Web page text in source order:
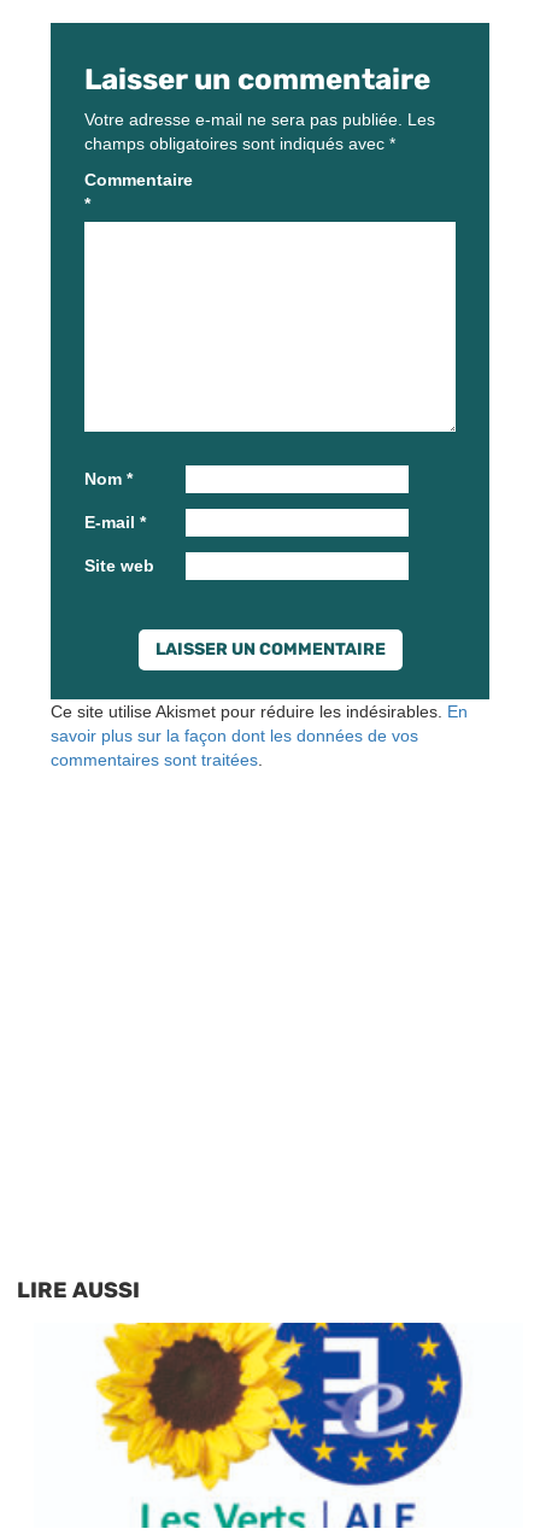
Laisser un commentaire
Votre adresse e-mail ne sera pas publiée. Les
champs obligatoires sont indiqués avec *
Commentaire
*
Nom *
E-mail *
Site web
Ce site utilise Akismet pour réduire les indésirables. En
savoir plus sur la façon dont les données de vos
commentaires sont traitées
LIRE AUSSI